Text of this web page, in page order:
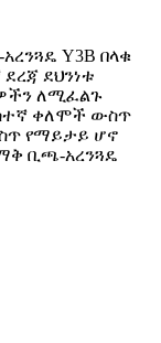
አረንጓዴ Y3B በላቁ
ደህንነቱ
ለሚፈልጉ
ቀለሞች ውስጥ
የማይታይ ሆኖ
ቢጫ-አረንጓዴ